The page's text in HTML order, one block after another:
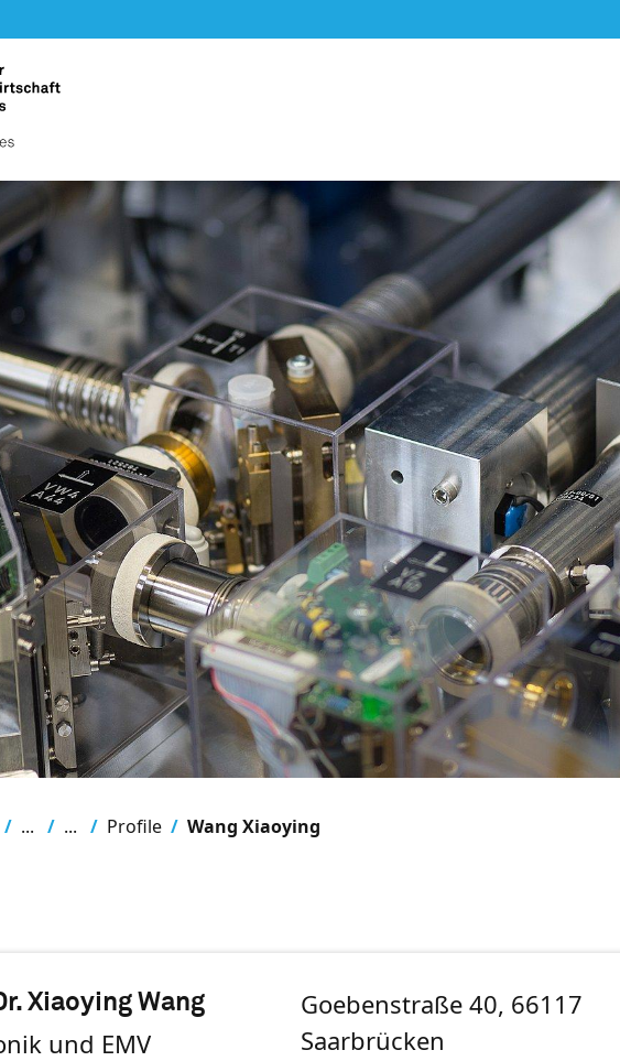
Profile Wang Xiaoying
Xiaoying Wang
und EMV
Goebenstraße 40, 66117
Saarbrücken